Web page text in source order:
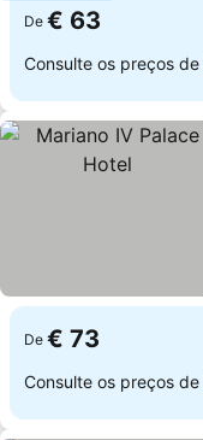
De € 63
Consulte os preços de
De € 73
Consulte os preços de